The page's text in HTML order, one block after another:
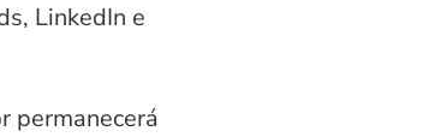
LinkedIn e
permanecerá